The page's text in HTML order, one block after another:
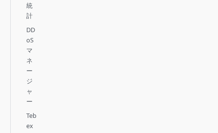
統
計
DD
oS
マ
ネ
ー
ジ
ャ
ー
Teb
ex